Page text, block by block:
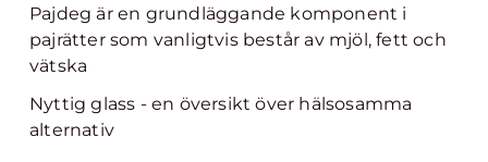
Pajdeg är en grundläggande komponent i
pajrätter som vanligtvis består av mjöl, fett och
vätska
Nyttig glass - en översikt över hälsosamma
alternativ